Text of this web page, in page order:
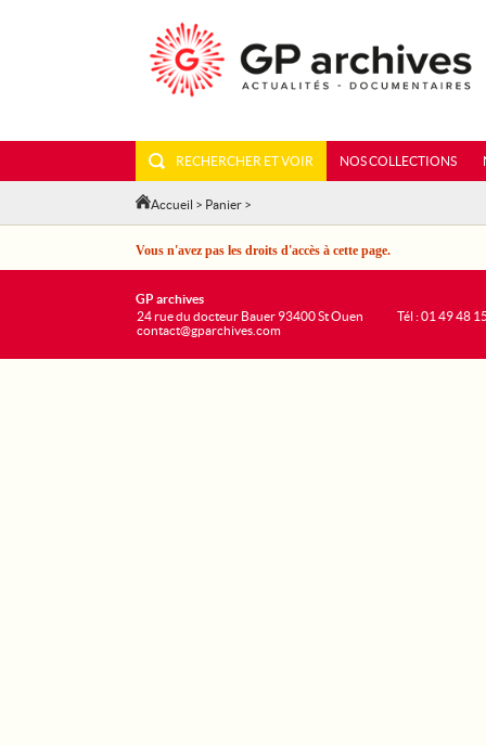
RECHERCHER ET VOIR NOS COLLECTIONS
Accueil > Panier >
Vous n'avez pas les droits d'accès à cette page.
GP archives
24 rue du docteur Bauer 93400 St Ouen
contact@gparchives.com
Tél : 01 49 48